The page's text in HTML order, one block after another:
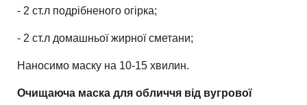
- 2 ст.л подрібненого огірка;
- 2 ст.л домашньої жирної сметани;
Наносимо маску на 10-15 хвилин.
Очищаюча маска для обличчя від вугрової